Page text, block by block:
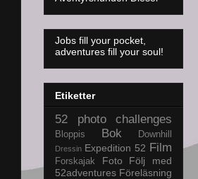
Jobs fill your pocket,
adventures fill your soul!
Etiketter
52 photo challenges
Bloppis Bok Downhill
Dressin Expedition 52 Film
Forskajak Foto
Följ med
52adventures Föreläsning